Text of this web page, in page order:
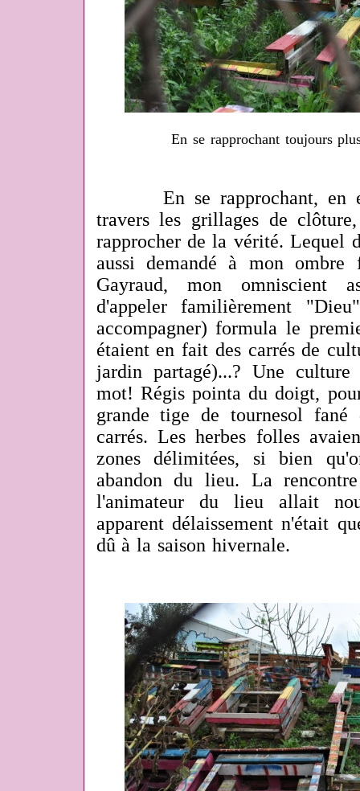
En se rapprochant toujours
En se rapprochant, en
travers les grillages de
rapprocher de la vérité. Lequel
aussi demandé à mon
Gayraud, mon omniscient
d'appeler familièrement
accompagner) formula le
étaient en fait des carrés de
jardin partagé)...? Une
mot! Régis pointa du doigt,
grande tige de tournesol fané
carrés. Les herbes folles
zones délimitées, si bien
abandon du lieu. La
l'animateur du lieu allait
apparent délaissement n'était
dû à la saison hivernale.